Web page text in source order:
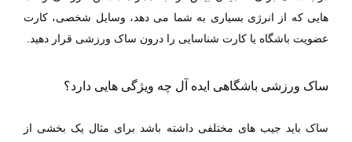
هایی که از انرژی بسیاری به شما می دهد، وسایل شخصی، کارت
عضویت باشگاه یا کارت شناسایی را درون ساک ورزشی قرار دهید.
ساک ورزشی باشگاهی ایده آل چه ویژگی هایی دارد؟
ساک باید جیب های مختلفی داشته باشد برای مثال یک بخشی از